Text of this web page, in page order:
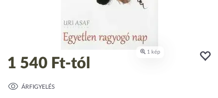
1 540 Ft-tól
ÁRFIGYELÉS